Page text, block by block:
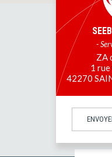
-
ZA
1
42270